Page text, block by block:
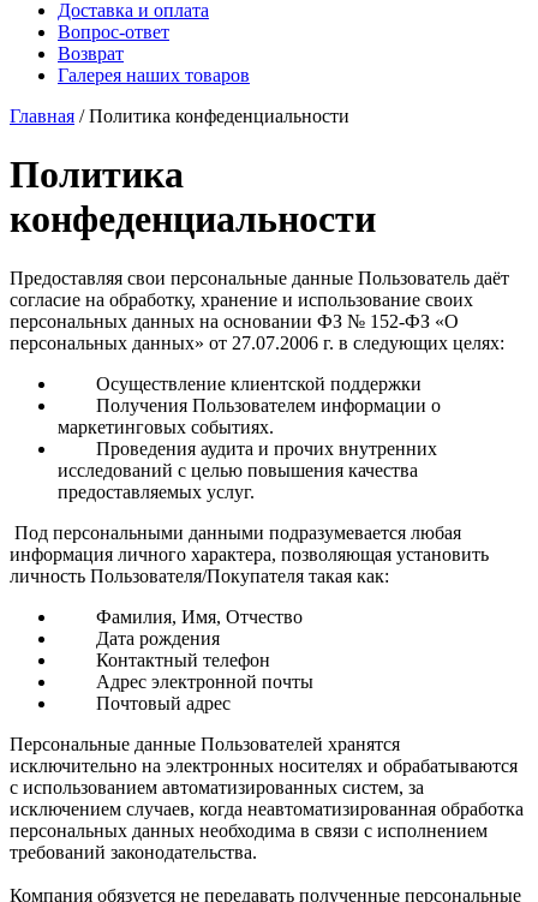
Доставка и оплата
Вопрос-ответ
Возврат
Галерея наших товаров
Главная / Политика конфеденциальности
Политика
конфеденциальности
Предоставляя свои персональные данные Пользователь даёт
согласие на обработку, хранение и использование своих
персональных данных на основании ФЗ № 152-ФЗ «О
персональных данных» от 27.07.2006 г. в следующих целях:
Осуществление клиентской поддержки
Получения Пользователем информации о
маркетинговых событиях.
Проведения аудита и прочих внутренних
исследований с целью повышения качества
предоставляемых услуг.
Под персональными данными подразумевается любая
информация личного характера, позволяющая установить
личность Пользователя/Покупателя такая как:
Фамилия, Имя, Отчество
Дата рождения
Контактный телефон
Адрес электронной почты
Почтовый адрес
Персональные данные Пользователей хранятся
исключительно на электронных носителях и обрабатываются
с использованием автоматизированных систем, за
исключением случаев, когда неавтоматизированная обработка
персональных данных необходима в связи с исполнением
требований законодательства.
Компания обязуется не передавать полученные персональные